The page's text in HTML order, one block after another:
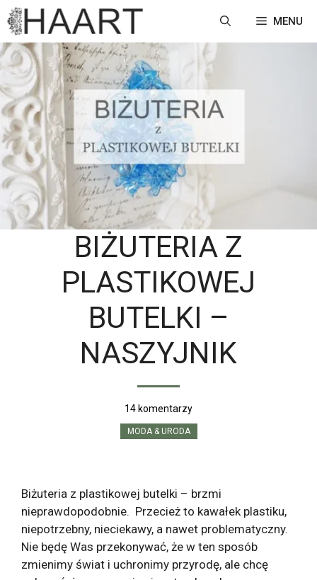
Przejdź
do
treści
MENU
BIŻUTERIA Z
PLASTIKOWEJ
BUTELKI –
NASZYJNIK
14 komentarzy
MODA & URODA
Biżuteria z plastikowej butelki – brzmi
nieprawdopodobnie. Przecież to kawałek plastiku,
niepotrzebny, nieciekawy, a nawet problematyczny.
Nie będę Was przekonywać, że w ten sposób
zmienimy świat i uchronimy przyrodę, ale chcę